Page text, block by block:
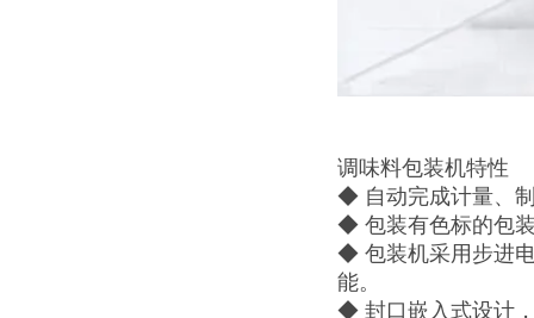
调味料包装机特性
◆ 自动完成计量、
◆ 包装有色标的包
◆ 包装机采用步进
能。
◆ 封口嵌入式设计